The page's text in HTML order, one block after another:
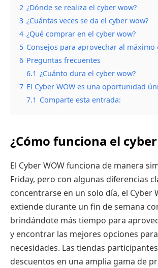
2 ¿Dónde se realiza el cyber wow?
3 ¿Cuántas veces se da el cyber wow?
4 ¿Qué comprar en el cyber wow?
5 Consejos para aprovechar al máximo
6 Preguntas frecuentes
6.1 ¿Cuánto dura el cyber wow?
7 El Cyber WOW es una oportunidad
7.1 Comparte esta entrada:
¿Cómo funciona el
El Cyber WOW funciona de manera
Friday, pero con algunas diferencias
concentrarse en un solo día, el Cyber
extiende durante un fin de semana
brindándote más tiempo para
y encontrar las mejores opciones
necesidades. Las tiendas
descuentos en una amplia gama de